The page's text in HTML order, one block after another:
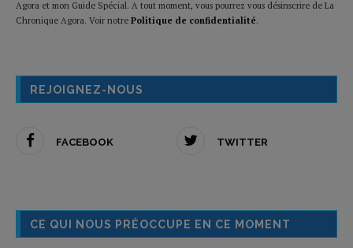
Agora et mon Guide Spécial. A tout moment, vous pourrez vous désinscrire de La
Chronique Agora. Voir notre Politique de confidentialité.
REJOIGNEZ-NOUS
FACEBOOK TWITTER
CE QUI NOUS PRÉOCCUPE EN CE MOMENT